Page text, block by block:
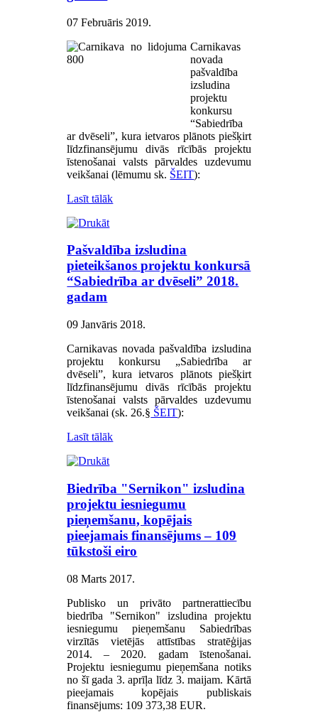
07 Februāris 2019.
Carnikavas
novada
pašvaldība
izsludina
projektu
konkursu
“Sabiedrība
ar dvēseli”, kura ietvaros plānots piešķirt
līdzfinansējumu divās rīcībās projektu
īstenošanai valsts pārvaldes uzdevumu
veikšanai (lēmumu sk. ŠEIT):
Lasīt tālāk
Pašvaldība izsludina
pieteikšanos projektu konkursā
“Sabiedrība ar dvēseli” 2018.
gadam
09 Janvāris 2018.
Carnikavas novada pašvaldība izsludina
projektu konkursu „Sabiedrība ar
dvēseli”, kura ietvaros plānots piešķirt
līdzfinansējumu divās rīcībās projektu
īstenošanai valsts pārvaldes uzdevumu
veikšanai (sk. 26.§ ŠEIT):
Lasīt tālāk
Biedrība "Sernikon" izsludina
projektu iesniegumu
pieņemšanu, kopējais
pieejamais finansējums – 109
tūkstoši eiro
08 Marts 2017.
Publisko un privāto partnerattiecību
biedrība "Sernikon" izsludina projektu
iesniegumu pieņemšanu Sabiedrības
virzītās vietējās attīstības stratēģijas
2014. – 2020. gadam īstenošanai.
Projektu iesniegumu pieņemšana notiks
no šī gada 3. aprīļa līdz 3. maijam. Kārtā
pieejamais kopējais publiskais
finansējums: 109 373,38 EUR.